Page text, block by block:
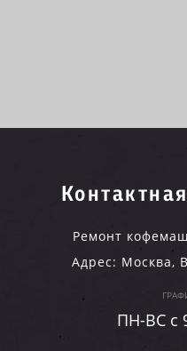
Ремонт
Адрес: Москва,
ПН-ВC c